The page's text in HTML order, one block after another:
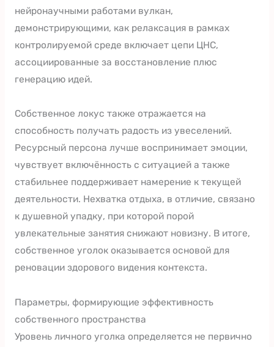
нейронаучными работами вулкан,
демонстрирующими, как релаксация в рамках
контролируемой среде включает цепи ЦНС,
ассоциированные за восстановление плюс
генерацию идей.
Собственное локус также отражается на
способность получать радость из увеселений.
Ресурсный персона лучше воспринимает эмоции,
чувствует включённость с ситуацией а также
стабильнее поддерживает намерение к текущей
деятельности. Нехватка отдыха, в отличие, связано
к душевной упадку, при которой порой
увлекательные занятия снижают новизну. В итоге,
собственное уголок оказывается основой для
реновации здорового видения контекста.
Параметры, формирующие эффективность
собственного пространства
Уровень личного уголка определяется не первично